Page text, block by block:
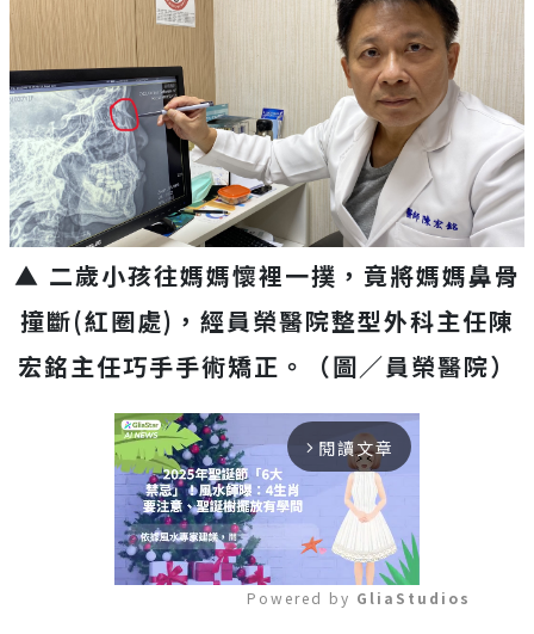
▲ 二歲小孩往媽媽懷裡一撲，竟將媽媽鼻骨
撞斷(紅圈處)， 經員榮醫院整型外科主任陳
宏銘主任巧手手術矯正。（圖／員榮醫院）
arrow_forward_ios 閱讀文章
Powered by GliaStudios